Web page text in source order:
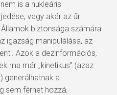
is a nukleáris
vagy akár az űr
biztonsága számára
igazság manipulálása, az
Azok a dezinformációs,
ma már „kinetikus” (azaz
generálhatnak a
sem férhet hozzá,